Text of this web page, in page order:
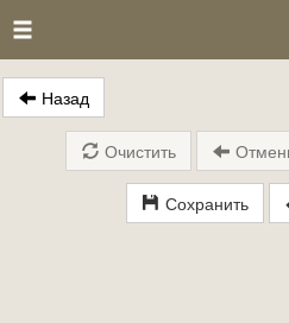
Назад
Сохранить
Очистить